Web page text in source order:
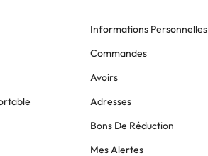
Informations Personnelles
Commandes
Avoirs
Adresses
Bons De Réduction
Mes Alertes